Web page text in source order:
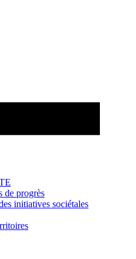
de progrès
initiatives sociétales